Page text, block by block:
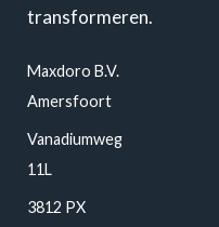
transformeren.
Maxdoro B.V.
Amersfoort
Vanadiumweg
11L
3812 PX